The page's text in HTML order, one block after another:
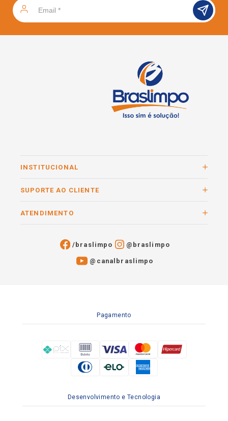
INSTITUCIONAL
SUPORTE AO CLIENTE
ATENDIMENTO
/braslimpo @braslimpo
@canalbraslimpo​
Pagamento
Desenvolvimento e Tecnologia